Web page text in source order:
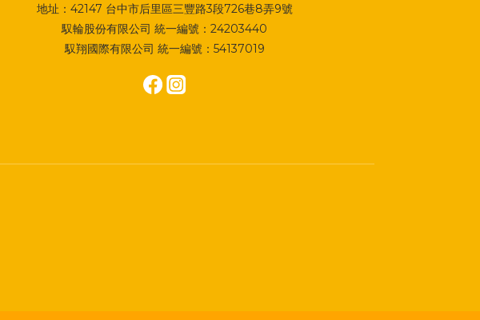
地址： 42147 台中市后里區三豐路3段726巷8弄9號
馭輪股份有限公司 統一編號：24203440
馭翔國際有限公司 統一編號：54137019